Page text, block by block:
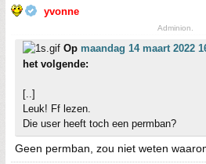
yvonne
Adminion.
Op maandag 14 maart 2022
het volgende:
[..]
Leuk! Ff lezen.
Die user heeft toch een permban?
Geen permban, zou niet weten